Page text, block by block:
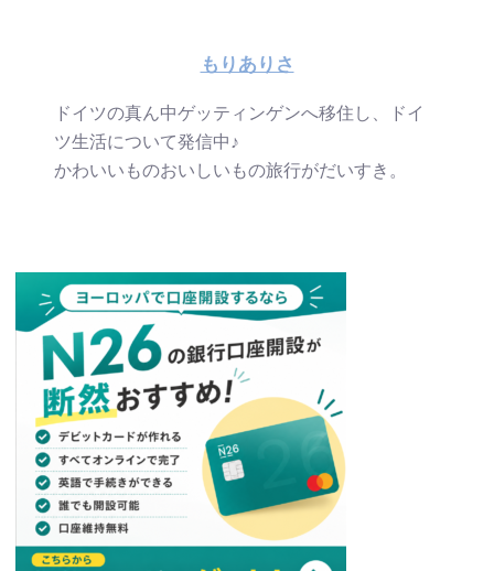
もりありさ
ドイツの真ん中ゲッティンゲンへ移住し、ドイ
ツ生活について発信中♪
かわいいものおいしいもの旅行がだいすき。